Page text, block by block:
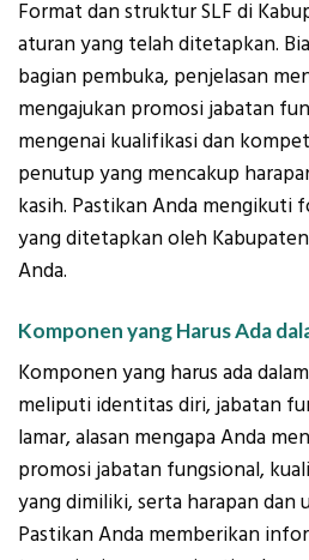
Format dan struktur SLF di
aturan yang telah ditetapkan.
bagian pembuka, penjelasan
mengajukan promosi jabatan
mengenai kualifikasi dan
penutup yang mencakup
kasih. Pastikan Anda mengikuti
yang ditetapkan oleh
Anda.
Komponen yang Harus Ada
Komponen yang harus ada
meliputi identitas diri, jabatan
lamar, alasan mengapa Anda
promosi jabatan fungsional,
yang dimiliki, serta harapan dan
Pastikan Anda memberikan